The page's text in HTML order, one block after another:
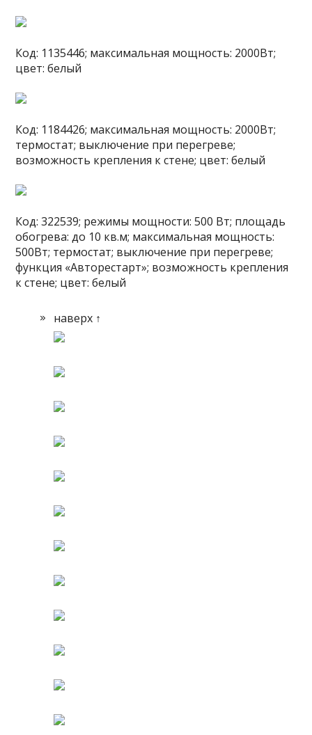
Код: 1135446; максимальная мощность: 2000Вт;
цвет: белый
Код: 1184426; максимальная мощность: 2000Вт;
термостат; выключение при перегреве;
возможность крепления к стене; цвет: белый
Код: 322539; режимы мощности: 500 Вт; площадь
обогрева: до 10 кв.м; максимальная мощность:
500Вт; термостат; выключение при перегреве;
функция «Авторестарт»; возможность крепления
к стене; цвет: белый
наверх ↑